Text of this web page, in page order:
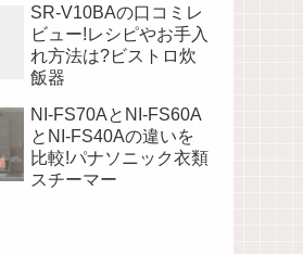
SR-V10BAの口コミレ
ビュー!レシピやお手入
れ方法は?ビストロ炊
飯器
NI-FS70AとNI-FS60A
とNI-FS40Aの違いを
比較!パナソニック衣類
スチーマー